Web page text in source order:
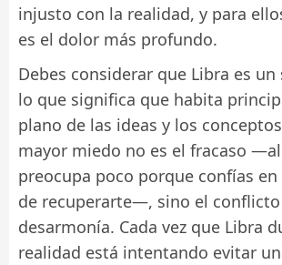
injusto con la realidad, y para
es el dolor más profundo.
Debes considerar que Libra es
lo que significa que habita
plano de las ideas y los
mayor miedo no es el fracaso
preocupa poco porque confías
de recuperarte—, sino el conflicto
desarmonía. Cada vez que Libra
realidad está intentando evitar